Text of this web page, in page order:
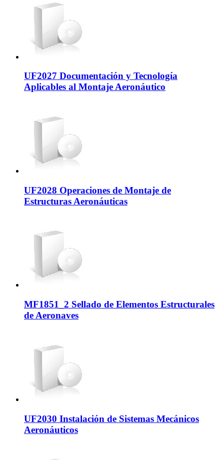
UF2027 Documentación y Tecnología
Aplicables al Montaje Aeronáutico
UF2028 Operaciones de Montaje de
Estructuras Aeronáuticas
MF1851_2 Sellado de Elementos Estructurales
de Aeronaves
UF2030 Instalación de Sistemas Mecánicos
Aeronáuticos